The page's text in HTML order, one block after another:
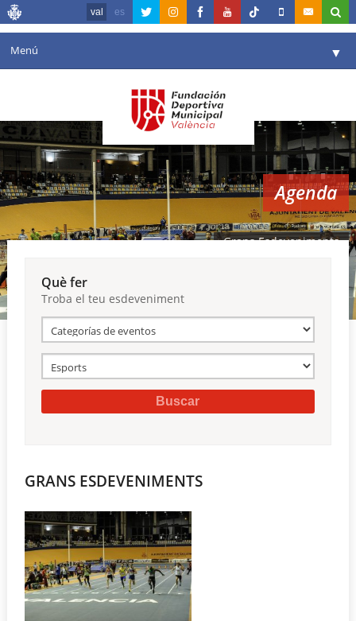
val es
Menú ▼
Agenda
Instal·lacions
Comunicació ▼
València en esport ▼
Reserves
Agenda
Grans Esdeveniments
Què fer
Troba el teu esdeveniment
GRANS ESDEVENIMENTS